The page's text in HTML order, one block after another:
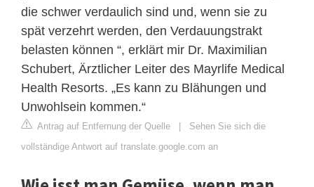
die schwer verdaulich sind und, wenn sie zu
spät verzehrt werden, den Verdauungstrakt
belasten können “, erklärt mir Dr. Maximilian
Schubert, Ärztlicher Leiter des Mayrlife Medical
Health Resorts. „Es kann zu Blähungen und
Unwohlsein kommen.“
Antrag auf Entfernung der Quelle | Sehen Sie sich die
vollständige Antwort auf translate.google.com an